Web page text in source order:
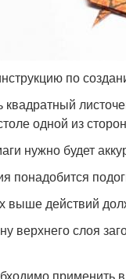
по
одной из
нужно будет
понадобится
выше действий
верхнего слоя